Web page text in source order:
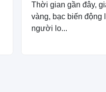
Thời gian gần đây,
vàng, bạc biến động
người lo...